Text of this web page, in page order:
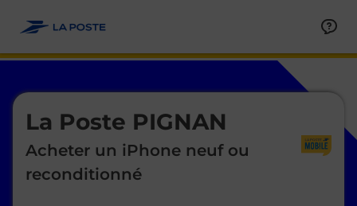
La Poste PIGNAN
Acheter un iPhone neuf ou
reconditionné
Le lien s'ouvre dans un nouvel onglet